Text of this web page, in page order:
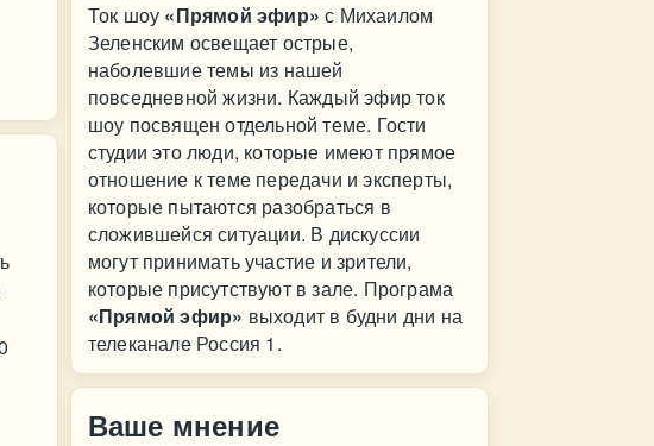
Ток шоу «Прямой эфир» с Михаилом
Зеленским освещает острые,
наболевшие темы из нашей
повседневной жизни. Каждый эфир ток
шоу посвящен отдельной теме. Гости
студии это люди, которые имеют прямое
отношение к теме передачи и эксперты,
которые пытаются разобраться в
сложившейся ситуации. В дискуссии
могут принимать участие и зрители,
которые присутствуют в зале. Програма
«Прямой эфир» выходит в будни дни на
телеканале Россия 1.
Ваше мнение